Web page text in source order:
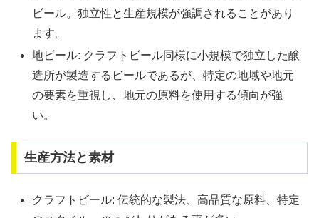
ビール。独立性と生産規模が強調されることがあり
ます。
地ビール: クラフトビール同様に小規模で独立した醸
造所が製造するビールであるが、特定の地域や地元
の要素を重視し、地元の原料を使用する傾向が強
い。
生産方法と素材
クラフトビール: 伝統的な製法、高品質な原料、特定